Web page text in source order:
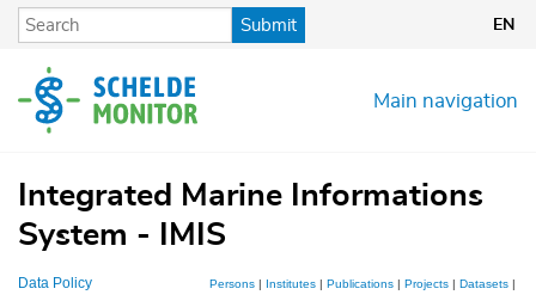
Skip
content
Submit EN
Main navigation
Integrated Marine Informations
System - IMIS
Data Policy Persons | Institutes | Publications | Projects | Datasets |